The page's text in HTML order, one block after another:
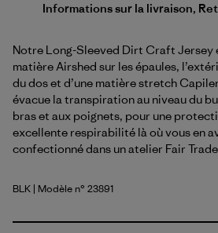
Informations sur la livraison,
Notre Long-Sleeved Dirt Craft Jersey
matière Airshed sur les épaules,
du dos et d’une matière stretch
évacue la transpiration au niveau du
bras et aux poignets, pour une
excellente respirabilité là où vous en
confectionné dans un atelier Fair
Black
BLK | Modèle n° 23891